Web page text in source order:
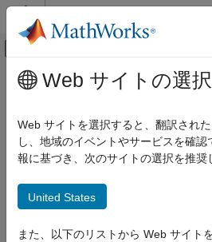
コンテンツへスキップ
オフキャンバス ナ
ドキュメンテーションのホーム
メインコンテンツ
Web サイトの選択
Web サイトを選択すると、翻訳され
し、地域のイベントやサービスを確
報に基づき、次のサイトの選択を推奨
United States
また、以下のリストから Web サイト